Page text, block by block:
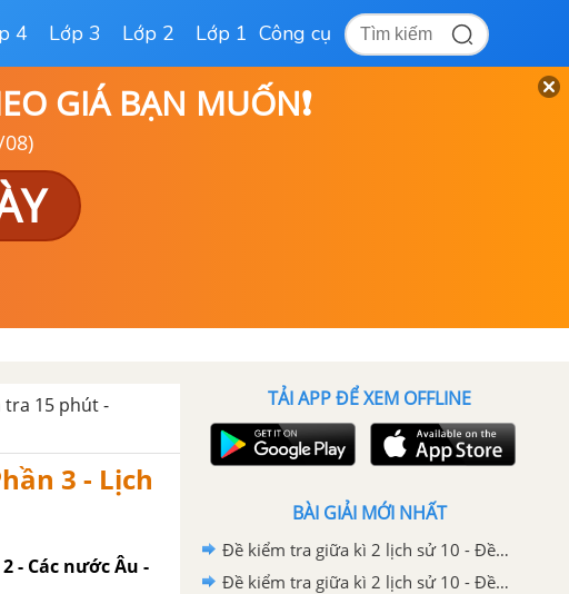
4 Lớp 3 Lớp 2 Lớp 1 Công cụ
GIÁ BẠN MUỐN❗
08)
tra 15 phút -
3 - Lịch
- Các nước Âu -
TẢI APP ĐỂ XEM OFFLINE
BÀI GIẢI MỚI NHẤT
Đề kiểm tra giữa kì 2 lịch sử 10 - Đề số 5 có lời giải chi tiết
Đề kiểm tra giữa kì 2 lịch sử 10 - Đề số 4 có lời giải chi tiết